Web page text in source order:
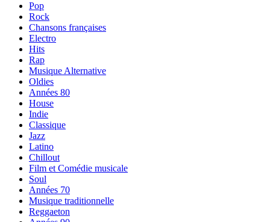
Pop
Rock
Chansons françaises
Electro
Hits
Rap
Musique Alternative
Oldies
Années 80
House
Indie
Classique
Jazz
Latino
Chillout
Film et Comédie musicale
Soul
Années 70
Musique traditionnelle
Reggaeton